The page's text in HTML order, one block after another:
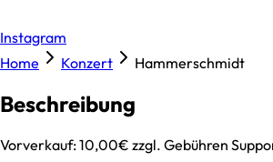
Instagram
Home
Konzert Hammerschmidt
Beschreibung
Vorverkauf: 10,00€ zzgl. Gebühren